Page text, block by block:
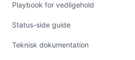
Playbook for vedligehold
Status-side guide
Teknisk dokumentation